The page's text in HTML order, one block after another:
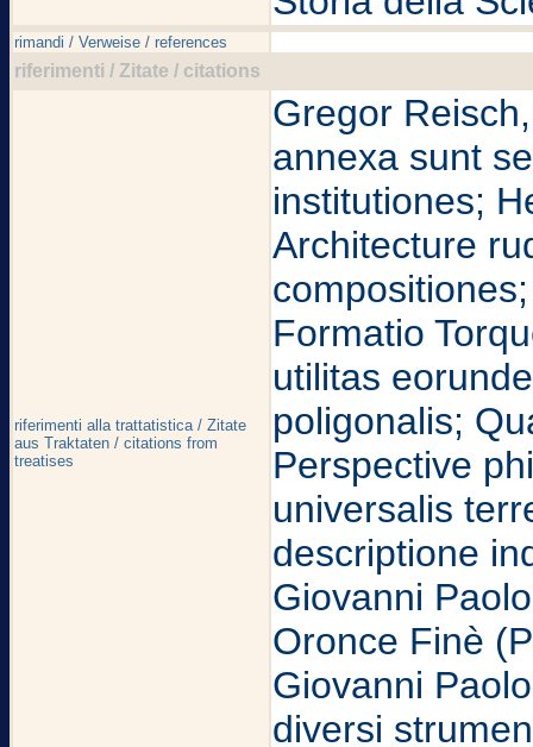
rimandi / Verweise / references
riferimenti / Zitate / citations
riferimenti alla trattatistica / Zitate
aus Traktaten / citations from
treatises
Gregor
annexa sunt
institutiones;
Architecture
Formatio
utilitas
poligonalis;
Perspective
universalis
descriptione
Giovanni
Oronce Finè
Giovanni
diversi